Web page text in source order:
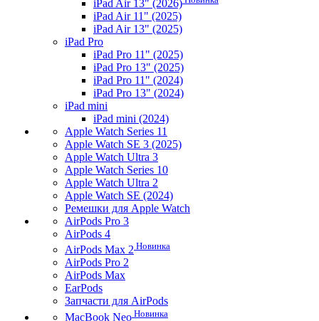
iPad Air 13" (2026)
iPad Air 11" (2025)
iPad Air 13" (2025)
iPad Pro
iPad Pro 11" (2025)
iPad Pro 13" (2025)
iPad Pro 11" (2024)
iPad Pro 13" (2024)
iPad mini
iPad mini (2024)
Apple Watch Series 11
Apple Watch SE 3 (2025)
Apple Watch Ultra 3
Apple Watch Series 10
Apple Watch Ultra 2
Apple Watch SE (2024)
Ремешки для Apple Watch
AirPods Pro 3
AirPods 4
AirPods Max 2 Новинка
AirPods Pro 2
AirPods Max
EarPods
Запчасти для AirPods
MacBook Neo Новинка